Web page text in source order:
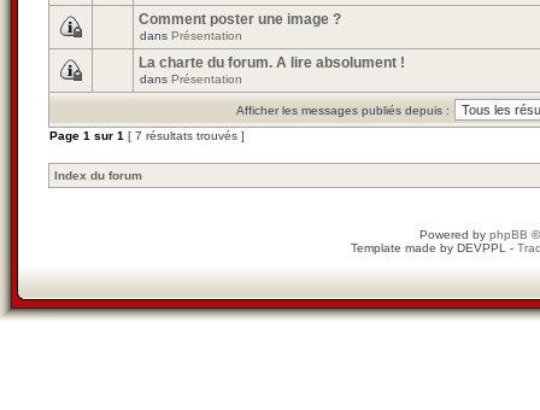
Comment poster une image ?
dans Présentation
La charte du forum. A lire absolument !
dans Présentation
Afficher les messages publiés depuis :
Page 1 sur 1 [ 7 résultats trouvés ]
Index du forum
Powered by phpBB
Template made by DEVPPL -